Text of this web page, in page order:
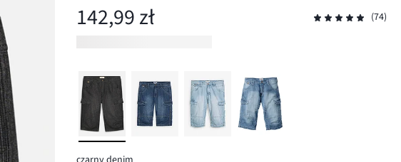
142,99 zł (74)